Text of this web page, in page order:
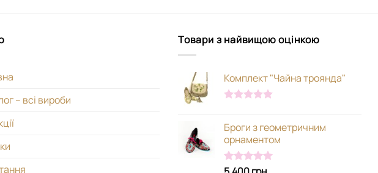
– всі вироби
Товари з найвищою оцінкою
Комплект "Чайна троянда"
Броги з геометричним
орнаментом
Оцінено в